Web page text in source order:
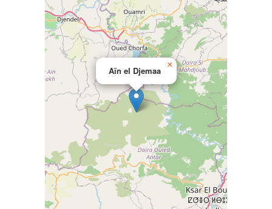
Aïn el Djemaa
×